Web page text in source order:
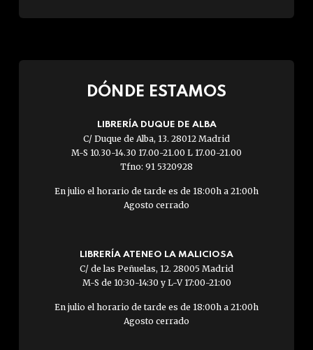
DÓNDE ESTAMOS
LIBRERÍA DUQUE DE ALBA
C/ Duque de Alba, 13. 28012 Madrid
M-S 10.30-14.30 17.00-21.00 L 17.00-21.00
Tfno: 91 5320928
En julio el horario de tarde es de 18:00h a 21:00h
Agosto cerrado
LIBRERÍA ATENEO LA MALICIOSA
C/ de las Peñuelas, 12. 28005 Madrid
M-S de 10:30-14:30 y L-V 17:00-21:00
En julio el horario de tarde es de 18:00h a 21:00h
Agosto cerrado